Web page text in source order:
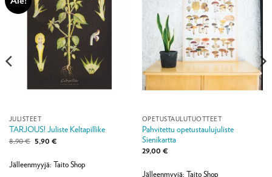
JULISTEET
TARJOUS! Juliste Keltapillike
8,90€ Alkuperäinen
hinta
8,90 €.
5,90 €Nykyinen
5,90 €.
Jälleenmyyjä: Taito Shop
OPETUSTAULUTUOTTEET
Pahvitettu opetustaulujuliste
Sienikartta
29,00 €
Jälleenmyyjä: Taito Shop